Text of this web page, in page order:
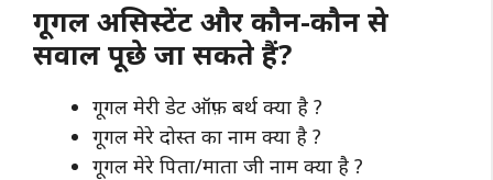
गूगल असिस्टेंट और कौन-कौन से
सवाल पूछे जा सकते हैं?
गूगल मेरी डेट ऑफ़ बर्थ क्या है ?
गूगल मेरे दोस्त का नाम क्या है ?
गूगल मेरे पिता/माता जी नाम क्या है ?